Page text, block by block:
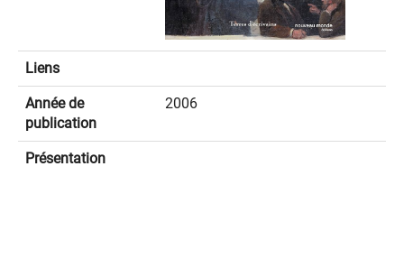
Liens
Année de
publication
2006
Présentation